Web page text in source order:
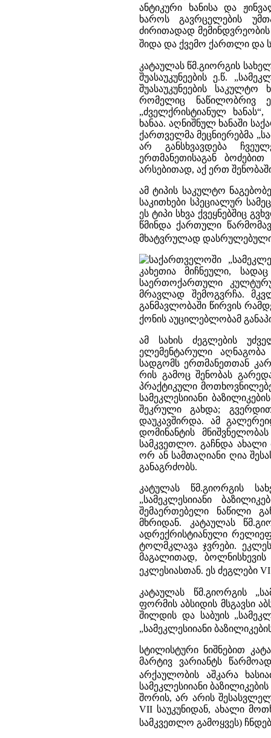
ანტიკური ხანისა და
ხაროს გავრცელების
ძირითადად
შიდა და ქვემო ქართლი და
კატაულას წმ.გიორგის
შუასაუკუნეების ე.წ.
შუასაუკუნეების
რომელიც ნაწილობრივ
„ძველქრისტიანულ
ხანაა. აღნიშნულ ხანაში
ქართველმა მეცნიერებმა
არ განსხვავდება
ერთმანეთისაგან
არსებითად, აქ ერთ
ამ ტიპის საკულტო
საკითხები სპეციალურ
ეს ტიპი სხვა ქვეყნებშიც
წმინდა ქართული
მხატვრულად დასრულებული
საქართველოში
კახეთია მიჩნეული,
საერთოქართული
მრავლად შემოგვრჩა.
განმავლობაში წირვის
ქონის აუცილებლობამ
ამ სახის ძეგლების
ელემენტარული
სადგომს ერთმანეთთან
რის გამოც შენობას
პრაქტიკული
სამეკლესიიანი
შეკრული გახდა;
დაუკავშირდა. ამ
დომინანტის
სამკვეთლო. გაჩნდა
ორ ან სამთაღიანი ღია
განაგრძობს.
კატულას წმ.გიორგის
„სამეკლესიიანი
შემაერთებელი ნაწილი
მხრიდან. კატაულას
ადრექრისტიანული
ტოლმკლავა ჯვრები.
მაგალითად, ბოლნისხევის
ეკლესიასთან. ეს ძეგლები
კატაულას წმ.გიორგის
ფორმის აბსიდის მსგავსი
შილდის და საბუის
„სამეკლესიიანი
სტილისტური ნიშნებით
მარტივ ვარიანტს
არქაულობის აშკარა
სამეკლესიიანი
შორის, არ არის
VII საუკუნიდან, ახალი
სამკვეთლო გამოყვეს)